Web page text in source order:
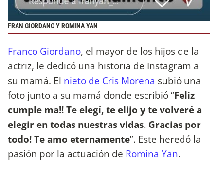
FRAN GIORDANO Y ROMINA YAN
Franco Giordano, el mayor de los hijos de la
actriz, le dedicó una historia de Instagram a
su mamá. El nieto de Cris Morena subió una
foto junto a su mamá donde escribió “Feliz
cumple ma!! Te elegí, te elijo y te volveré a
elegir en todas nuestras vidas. Gracias por
todo! Te amo eternamente”. Este heredó la
pasión por la actuación de Romina Yan.